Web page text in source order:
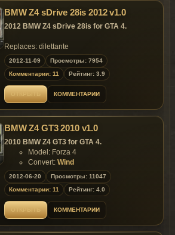
DO NOT HOST THIS MOD ON OTHER
WEBSITE UNTIL 26.02.2013 !
BMW Z4 sDrive 28is 2012 v1.0
2012 BMW Z4 sDrive 28is for GTA 4.
Replaces: dilettante
Model is exclusive toGtaMania
09.12.2012 !
DO NOT HOST THIS MOD ON OTHER
WEBSITE UNTIL 09.12.2012 !
2012-11-09
Просмотры: 7954
Комментарии: 11
Рейтинг: 3.9
КОММЕНТАРИИ
BMW Z4 GT3 2010 v1.0
2010 BMW Z4 GT3 for GTA 4.
Model: Forza 4
Convert: Wind
Screenshots:kelesh's
Video: Carrythxd
Replaces: comet
Model is exclusive toGtaMania
2012-06-20
Просмотры: 11047
Комментарии: 11
Рейтинг: 4.0
КОММЕНТАРИИ